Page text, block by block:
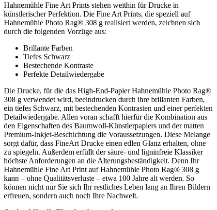
Hahnemühle Fine Art Prints stehen weithin für Drucke in
künstlerischer Perfektion. Die Fine Art Prints, die speziell auf
Hahnemühle Photo Rag® 308 g realisiert werden, zeichnen sich
durch die folgenden Vorzüge aus:
Brillante Farben
Tiefes Schwarz
Bestechende Kontraste
Perfekte Detailwiedergabe
Die Drucke, für die das High-End-Papier Hahnemühle Photo Rag®
308 g verwendet wird, beeindrucken durch ihre brillanten Farben,
ein tiefes Schwarz, mit bestechenden Kontrasten und einer perfekten
Detailwiedergabe. Allen voran schafft hierfür die Kombination aus
den Eigenschaften des Baumwoll-Künstlerpapiers und der matten
Premium-Inkjet-Beschichtung die Voraussetzungen. Diese Melange
sorgt dafür, dass FineArt Drucke einen edlen Glanz erhalten, ohne
zu spiegeln. Außerdem erfüllt der säure- und ligninfreie Klassiker
höchste Anforderungen an die Alterungsbeständigkeit. Denn Ihr
Hahnemühle Fine Art Print auf Hahnemühle Photo Rag® 308 g
kann – ohne Qualitätsverluste – etwa 100 Jahre alt werden. So
können nicht nur Sie sich Ihr restliches Leben lang an Ihren Bildern
erfreuen, sondern auch noch Ihre Nachwelt.